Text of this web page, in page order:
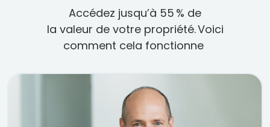
Accédez jusqu’à 55 % de
la valeur de votre propriété. Voici
comment cela fonctionne